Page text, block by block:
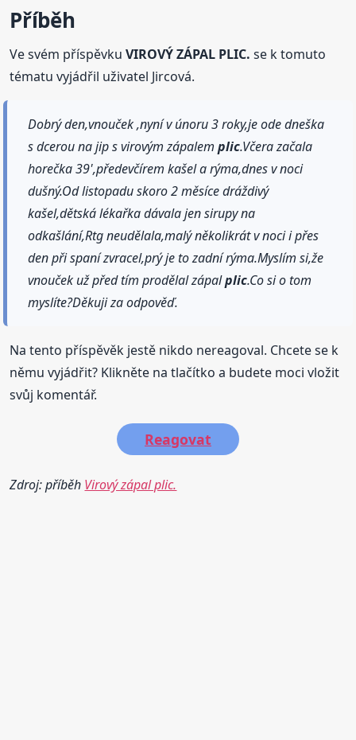
Příběh
Ve svém příspěvkuVIROVÝ ZÁPAL PLIC. se k tomuto
tématu vyjádřil uživatel Jircová.
Dobrý den,vnouček ,nyní v únoru 3 roky,je ode dneška
s dcerou na jip s virovým zápalemplic.Včera začala
horečka 39',předevčírem kašel a rýma,dnes v noci
dušný.Od listopadu skoro 2 měsíce dráždivý
kašel,dětská lékařka dávala jen sirupy na
odkašlání,Rtg neudělala,malý několikrát v noci i přes
den při spaní zvracel,prý je to zadní rýma.Myslím si,že
vnouček už před tím prodělal zápalplic.Co si o tom
myslíte?Děkuji za odpověď.
Na tento příspěvěk jestě nikdo nereagoval. Chcete se k
němu vyjádřit? Klikněte na tlačítko a budete moci vložit
svůj komentář.
Reagovat
Zdroj: příběh Virový zápal plic.